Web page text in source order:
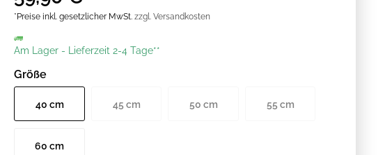
*Preise inkl. gesetzlicher MwSt.zzgl. Versandkosten
Am Lager - Lieferzeit 2-4 Tage**
Größe
40 cm 45 cm 50 cm 55 cm
60 cm